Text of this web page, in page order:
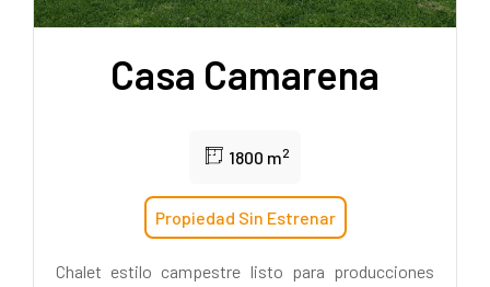
Casa Camarena
1800 m2
Propiedad Sin Estrenar
Chalet estilo campestre listo para producciones